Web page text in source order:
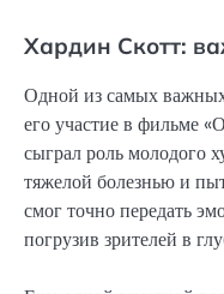
Хардин Скотт:
Одной из самых
его участие в фильме
сыграл роль молодого
тяжелой болезнью и
смог точно передать
погрузив зрителей в